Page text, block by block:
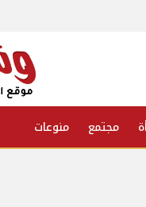
مجتمع منوعات